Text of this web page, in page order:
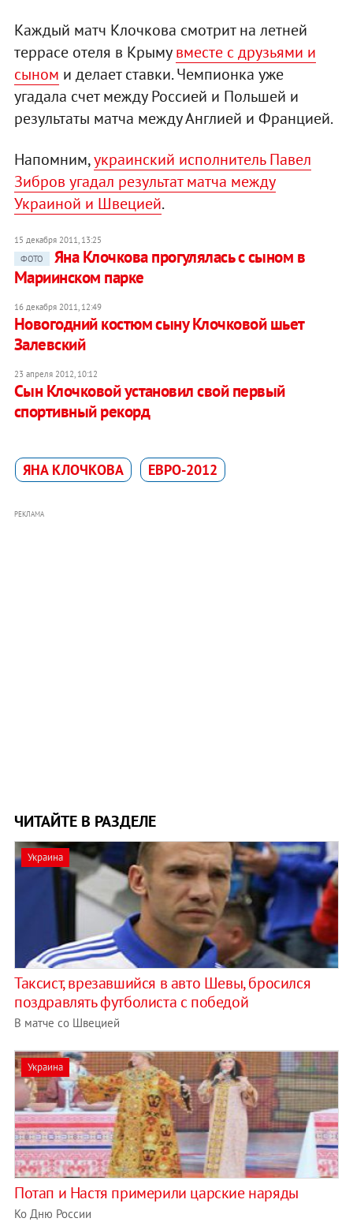
Каждый матч Клочкова смотрит на летней
террасе отеля в Крымувместе с друзьями и
сыном и делает ставки. Чемпионка уже
угадала счет между Россией и Польшей и
результаты матча между Англией и Францией.
Напомним,украинский исполнитель Павел
Зибров угадал результат матча между
Украиной и Швецией.
15 декабря 2011, 13:25
ФОТО
Яна Клочкова прогулялась с сыном в
Мариинском парке
16 декабря 2011, 12:49
Новогодний костюм сыну Клочковой шьет
Залевский
23 апреля 2012, 10:12
Сын Клочковой установил свой первый
спортивный рекорд
ЯНА КЛОЧКОВА ЕВРО-2012
РЕКЛАМА
ЧИТАЙТЕ В РАЗДЕЛЕ
Украина
Таксист, врезавшийся в авто Шевы, бросился
поздравлять футболиста с победой
В матче со Швецией
Украина
Потап и Настя примерили царские наряды
Ко Дню России